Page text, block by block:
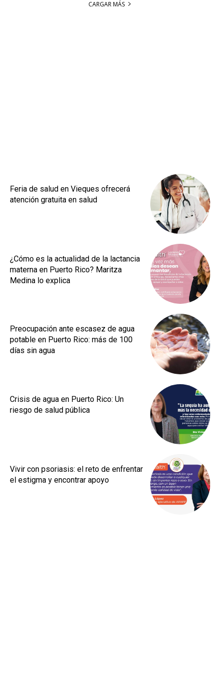
CARGAR MÁS
Feria de salud en Vieques ofrecerá
atención gratuita en salud
¿Cómo es la actualidad de la lactancia
materna en Puerto Rico? Maritza
Medina lo explica
Preocupación ante escasez de agua
potable en Puerto Rico: más de 100
días sin agua
Crisis de agua en Puerto Rico: Un
riesgo de salud pública
Vivir con psoriasis: el reto de enfrentar
el estigma y encontrar apoyo